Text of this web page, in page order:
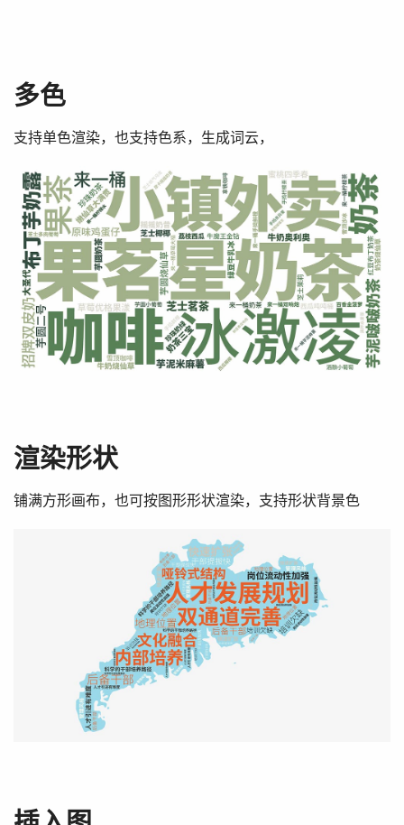
多色
支持单色渲染，也支持色系，生成词云，
渲染形状
铺满方形画布，也可按图形形状渲染，支持形状背景色